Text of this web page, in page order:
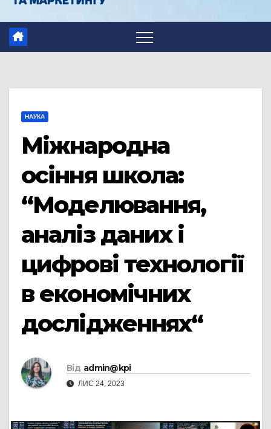
НАУКА
Міжнародна
осіння школа:
“Моделювання,
аналіз даних і
цифрові технології
в економічних
дослідженнях“
Від admin@kpi
ЛИС 24, 2023